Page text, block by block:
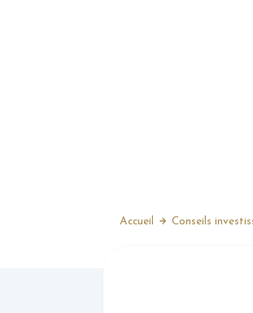
Accueil Conseils